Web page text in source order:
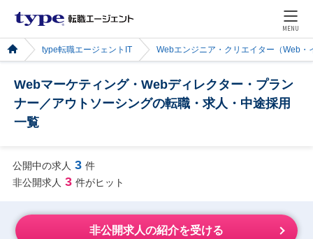
MENU
type転職エージェントIT Webエンジニア・クリエイター（Web・
Webマーケティング・Webディレクター・プラン
ナー／アウトソーシングの転職・求人・中途採用
一覧
公開中の求人 3 件
非公開求人 3 件がヒット
非公開求人の紹介を受ける